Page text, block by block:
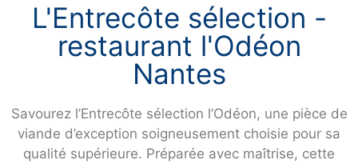
L'Entrecôte sélection -
restaurant l'Odéon
Nantes
Savourez l’Entrecôte sélection l’Odéon, une pièce de
viande d’exception soigneusement choisie pour sa
qualité supérieure. Préparée avec maîtrise, cette